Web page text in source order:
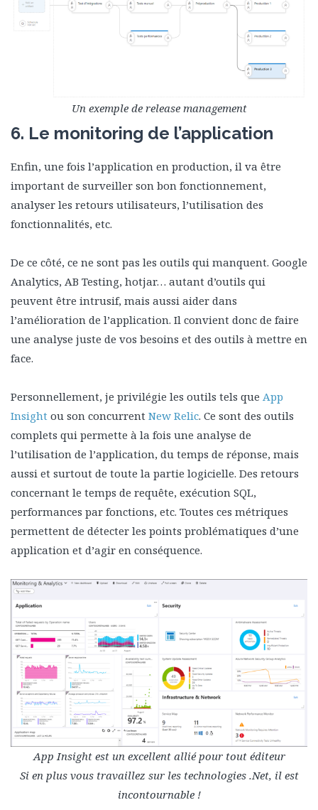
Un exemple de release management
6. Le monitoring de l’application
Enfin, une fois l’application en production, il va être
important de surveiller son bon fonctionnement,
analyser les retours utilisateurs, l’utilisation des
fonctionnalités, etc.
De ce côté, ce ne sont pas les outils qui manquent. Google
Analytics, AB Testing, hotjar… autant d’outils qui
peuvent être intrusif, mais aussi aider dans
l’amélioration de l’application. Il convient donc de faire
une analyse juste de vos besoins et des outils à mettre en
face.
Personnellement, je privilégie les outils tels que App
Insight ou son concurrent New Relic. Ce sont des outils
complets qui permette à la fois une analyse de
l’utilisation de l’application, du temps de réponse, mais
aussi et surtout de toute la partie logicielle. Des retours
concernant le temps de requête, exécution SQL,
performances par fonctions, etc. Toutes ces métriques
permettent de détecter les points problématiques d’une
application et d’agir en conséquence.
App Insight est un excellent allié pour tout éditeur
Si en plus vous travaillez sur les technologies .Net, il est
incontournable !